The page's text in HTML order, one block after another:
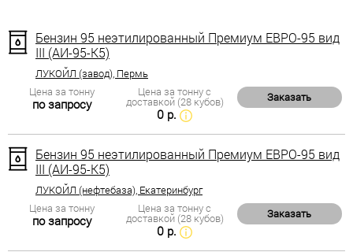
Бензин 95 неэтилированный Премиум ЕВРО-95 вид
III (АИ-95-К5)
ЛУКОЙЛ (завод), Пермь
Цена за тонну
по запросу
Цена за тонну с
доставкой (28 кубов)
0 р.
Заказать
Бензин 95 неэтилированный Премиум ЕВРО-95 вид
III (АИ-95-К5)
ЛУКОЙЛ (нефтебаза), Екатеринбург
Цена за тонну
по запросу
Цена за тонну с
доставкой (28 кубов)
0 р.
Заказать